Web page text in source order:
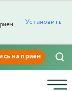
Установить